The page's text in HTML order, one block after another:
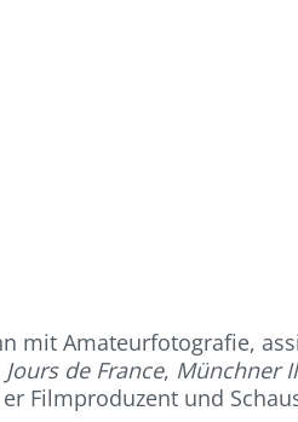
mit Amateurfotografie,
Jours de France, Münchner
Filmproduzent und